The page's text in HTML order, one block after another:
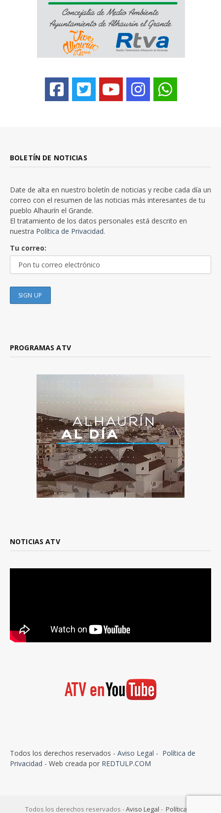
BOLETÍN DE NOTICIAS
Date de alta en nuestro boletín de noticias y recibe cada día un
correo con el resumen de las noticias más interesantes de tu
pueblo Alhaurín el Grande.
El tratamiento de los datos personales está descrito en
nuestra Política de Privacidad.
Tu correo:
PROGRAMAS ATV
NOTICIAS ATV
Todos los derechos reservados - Aviso Legal - Política de
Privacidad - Web creada por REDTULP.COM
Todos los derechos reservados -Aviso Legal - Política de